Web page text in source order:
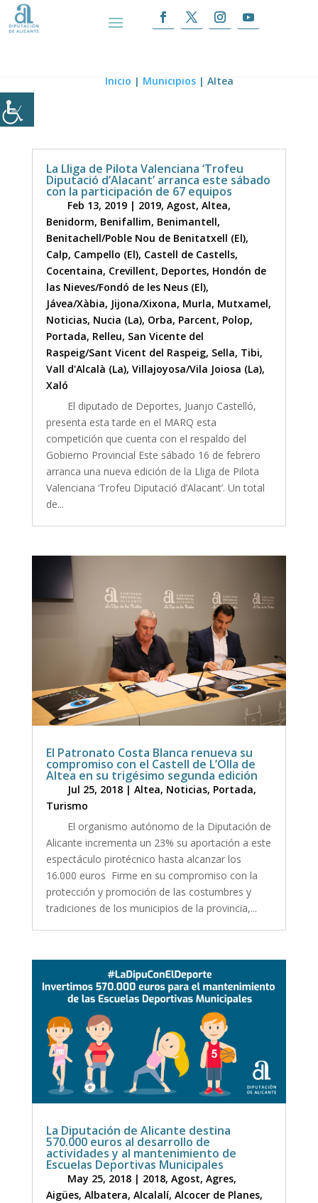
Inicio | Municipios |Altea
La Lliga de Pilota Valenciana ‘Trofeu
Diputació d’Alacant’ arranca este sábado
con la participación de 67 equipos
Feb 13, 2019| 2019, Agost, Altea,
Benidorm, Benifallim, Benimantell,
Benitachell/Poble Nou de Benitatxell (El),
Calp, Campello (El), Castell de Castells,
Cocentaina, Crevillent, Deportes, Hondón de
las Nieves/Fondó de les Neus (El),
Jávea/Xàbia, Jijona/Xixona, Murla, Mutxamel,
Noticias, Nucia (La), Orba, Parcent, Polop,
Portada, Relleu, San Vicente del
Raspeig/Sant Vicent del Raspeig, Sella, Tibi,
Vall d'Alcalà (La), Villajoyosa/Vila Joiosa (La),
Xaló
El diputado de Deportes, Juanjo Castelló,
presenta esta tarde en el MARQ esta
competición que cuenta con el respaldo del
Gobierno Provincial Este sábado 16 de febrero
arranca una nueva edición de la Lliga de Pilota
Valenciana ‘Trofeu Diputació d’Alacant’. Un total
de...
El Patronato Costa Blanca renueva su
compromiso con el Castell de L’Olla de
Altea en su trigésimo segunda edición
Jul 25, 2018| Altea, Noticias, Portada,
Turismo
El organismo autónomo de la Diputación de
Alicante incrementa un 23% su aportación a este
espectáculo pirotécnico hasta alcanzar los
16.000 euros Firme en su compromiso con la
protección y promoción de las costumbres y
tradiciones de los municipios de la provincia,...
La Diputación de Alicante destina
570.000 euros al desarrollo de
actividades y al mantenimiento de
Escuelas Deportivas Municipales
May 25, 2018| 2018, Agost, Agres,
Aigües, Albatera, Alcalalí, Alcocer de Planes,